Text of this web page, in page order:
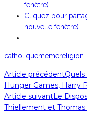
fenêtre)
Cliquez pour
nouvelle fenêtre)
catholiquememereligion
Article précédent
Hunger Games, Harry
Article suivantLe
Thiellement et